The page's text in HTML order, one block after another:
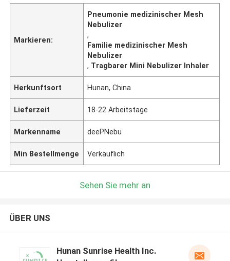
Markieren:
Pneumonie medizinischer Mesh
Nebulizer
,
Familie medizinischer Mesh
Nebulizer
, Tragbarer Mini Nebulizer Inhaler
Herkunftsort Hunan, China
Lieferzeit 18-22 Arbeitstage
Markenname deePNebu
Min Bestellmenge Verkäuflich
Sehen Sie mehr an
ÜBER UNS
Hunan Sunrise Health Inc.